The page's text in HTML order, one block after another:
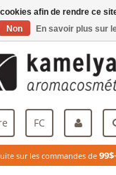
sur les commandes de
FC
afin de rendre ce
Non En savoir plus sur